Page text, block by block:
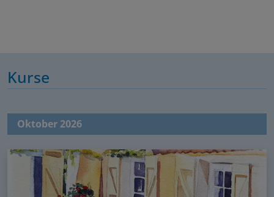
Kurse
Oktober 2026